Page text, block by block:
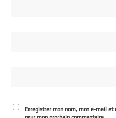
Enregistrer mon nom, mon e-mail et